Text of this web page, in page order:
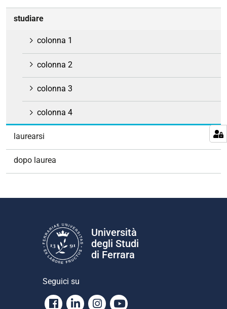
studiare
colonna 1
colonna 2
colonna 3
colonna 4
laurearsi
dopo laurea
Università
degli Studi
di Ferrara
Seguici su
Facebook
LinkedinInstagram
Youtube